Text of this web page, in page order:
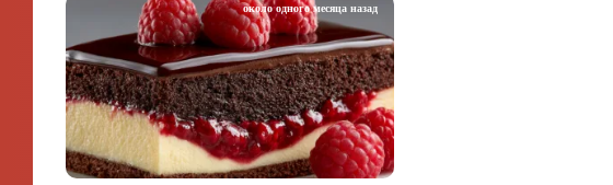
около одного месяца назад